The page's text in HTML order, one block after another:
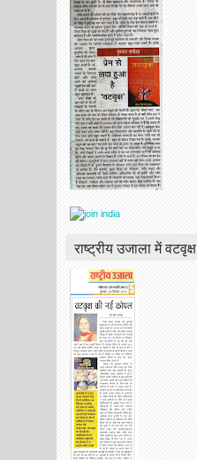
राष्ट्रीय उजाला में वटवृक्ष